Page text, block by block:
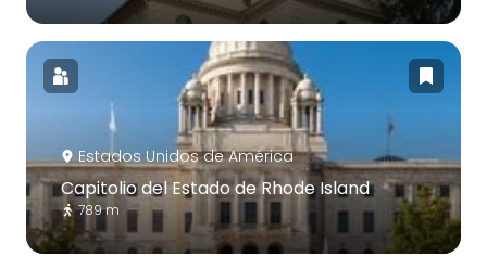
Estados Unidos de América
Capitolio del Estado de Rhode Island
789 m